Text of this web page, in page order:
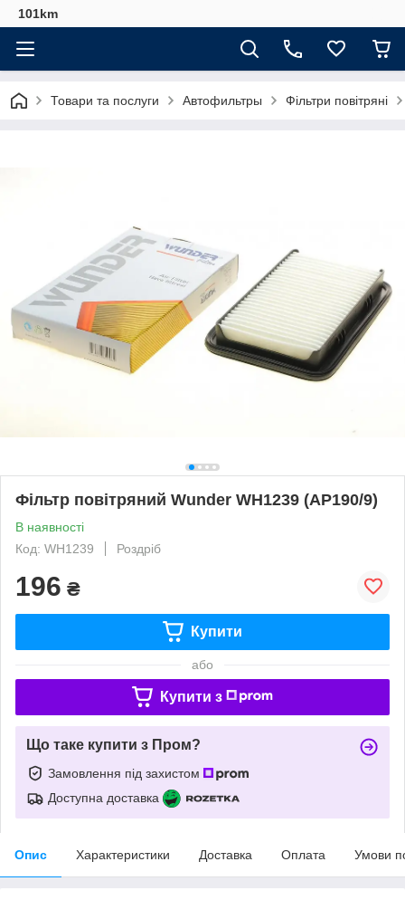
101km
Товари та послуги Автофильтры Фільтри повітряні
Фільтр повітряний Wunder WH1239 (AP190/9)
В наявності
Код: WH1239
Роздріб
196 ₴
Купити
або
Купити з
Що таке купити з Пром?
Замовлення під захистом
Доступна доставка
Опис Характеристики Доставка Оплата Умови